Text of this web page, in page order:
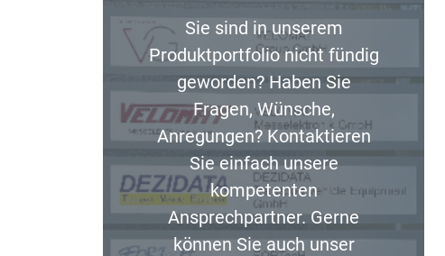
Sie sind in unserem
Produktportfolio nicht fündig
geworden? Haben Sie
Fragen, Wünsche,
Anregungen? Kontaktieren
Sie einfach unsere
kompetenten
Ansprechpartner. Gerne
können Sie auch unser